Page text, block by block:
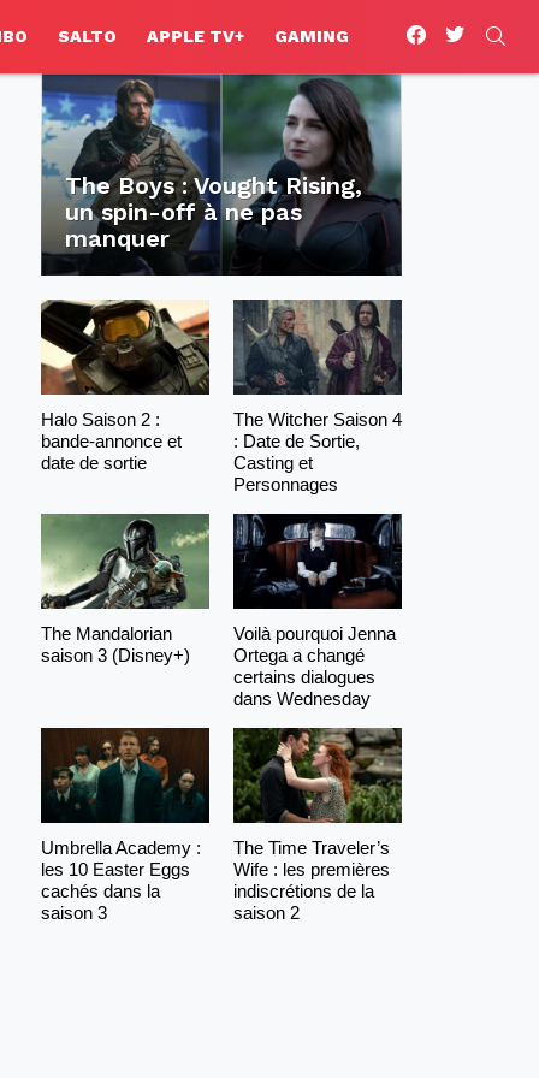
SALTO APPLE TV+ GAMING
facebooktwitter
The Boys : Vought Rising,
un spin-off à ne pas
manquer
Halo Saison 2 :
bande-annonce et
date de sortie
The Witcher Saison 4
: Date de Sortie,
Casting et
Personnages
The Mandalorian
saison 3 (Disney+)
Voilà pourquoi Jenna
Ortega a changé
certains dialogues
dans Wednesday
Umbrella Academy :
les 10 Easter Eggs
cachés dans la
saison 3
The Time Traveler’s
Wife : les premières
indiscrétions de la
saison 2